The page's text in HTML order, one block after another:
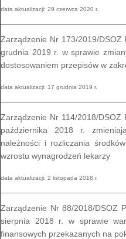
data aktualizacji: 29 czerwca 2020 r.
Zarządzenie Nr 173/2019/
grudnia 2019 r. w sprawie
dostosowaniem przepisów w
data aktualizacji: 17 grudnia 2019 r.
Zarządzenie Nr 114/2018/DSOZ
października 2018 r.
należności i rozliczania
wzrostu wynagrodzeń lekarzy
data aktualizacji: 2 listopada 2018 r.
Zarządzenie Nr 88/2018/DSOZ
sierpnia 2018 r. w sprawie
finansowych przekazanych na